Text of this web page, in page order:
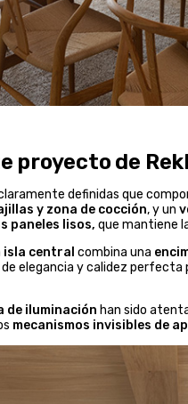
proyecto de
definidas que
y zona de cocción, y un
paneles lisos, que mantiene
isla central combina una
de elegancia y calidez
de iluminación han sido
mecanismos invisibles de